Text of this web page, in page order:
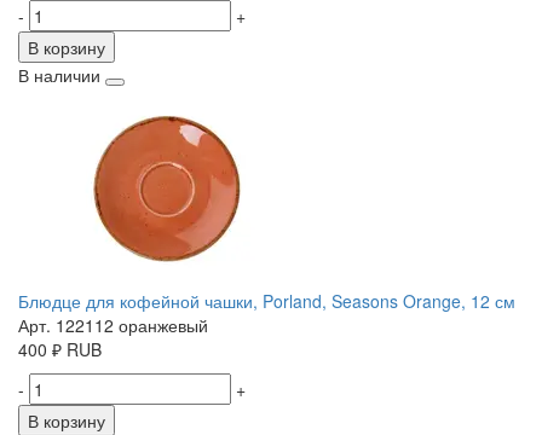
-
+
В корзину
В наличии
Блюдце для кофейной чашки, Porland, Seasons Orange, 12 см
Арт. 122112 оранжевый
400 ₽ RUB
-
+
В корзину